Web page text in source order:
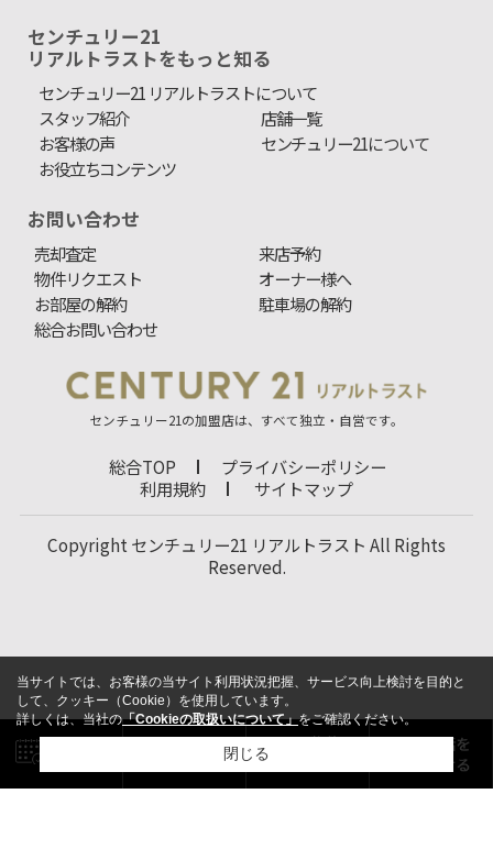
センチュリー21
リアルトラストをもっと知る
センチュリー21 リアルトラストについて
スタッフ紹介
店舗一覧
お客様の声
センチュリー21について
お役立ちコンテンツ
お問い合わせ
売却査定
来店予約
物件リクエスト
オーナー様へ
お部屋の解約
駐車場の解約
総合お問い合わせ
センチュリー21の加盟店は、すべて独立・自営です。
総合TOP
プライバシーポリシー
利用規約
サイトマップ
Copyright センチュリー21 リアルトラスト All Rights
Reserved.
当サイトでは、お客様の当サイト利用状況把握、サービス向上検討を目的と
して、クッキー（Cookie）を使用しています。
詳しくは、当社の「Cookieの取扱いについて」をご確認ください。
閉じる